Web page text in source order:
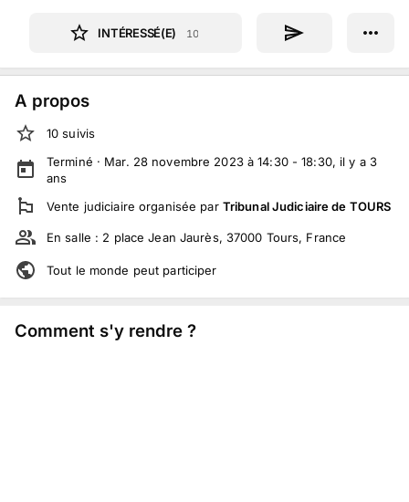
INTÉRESSÉ(E) 10
A propos
10 suivis
Terminé · Mar. 28 novembre 2023 à 14:30 - 18:30, il y a 3
ans
Vente judiciaire organisée par Tribunal Judiciaire de TOURS
En salle : 2 place Jean Jaurès, 37000 Tours, France
Tout le monde peut participer
Comment s'y rendre ?